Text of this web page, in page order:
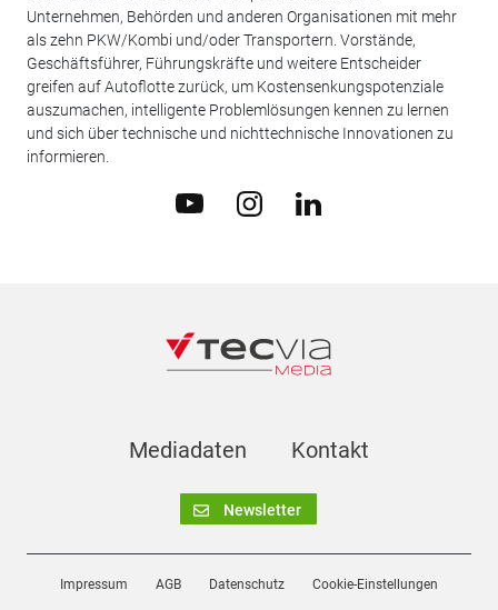
Unternehmen, Behörden und anderen Organisationen mit mehr
als zehn PKW/Kombi und/oder Transportern. Vorstände,
Geschäftsführer, Führungskräfte und weitere Entscheider
greifen auf Autoflotte zurück, um Kostensenkungspotenziale
auszumachen, intelligente Problemlösungen kennen zu lernen
und sich über technische und nichttechnische Innovationen zu
informieren.
Mediadaten Kontakt
Newsletter
Impressum AGB Datenschutz Cookie-Einstellungen